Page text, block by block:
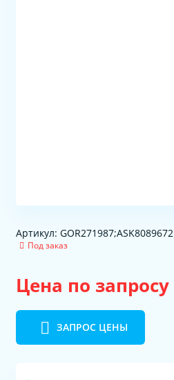
Артикул: GOR271987;ASK8089672
Под заказ
Цена по запросу
ЗАПРОС ЦЕНЫ